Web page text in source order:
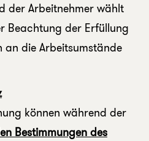
der Arbeitnehmer wählt
Beachtung der Erfüllung
an die Arbeitsumstände
können während der
Bestimmungen des